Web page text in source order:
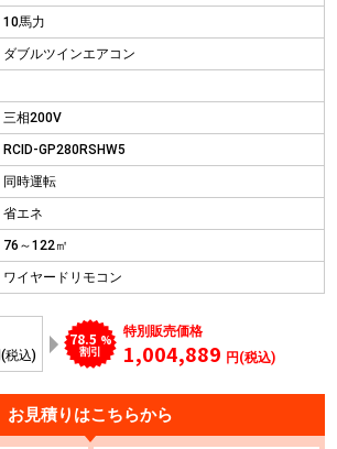
10馬力
ダブルツインエアコン
三相200V
RCID-GP280RSHW5
同時運転
省エネ
76～122㎡
ワイヤードリモコン
(税込)
78.5 %
割引
特別販売価格
1,004,889 円(税込)
お見積りはこちらから